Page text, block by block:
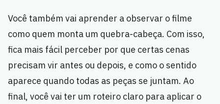
Você também vai aprender a observar o filme
como quem monta um quebra-cabeça. Com isso,
fica mais fácil perceber por que certas cenas
precisam vir antes ou depois, e como o sentido
aparece quando todas as peças se juntam. Ao
final, você vai ter um roteiro claro para aplicar o